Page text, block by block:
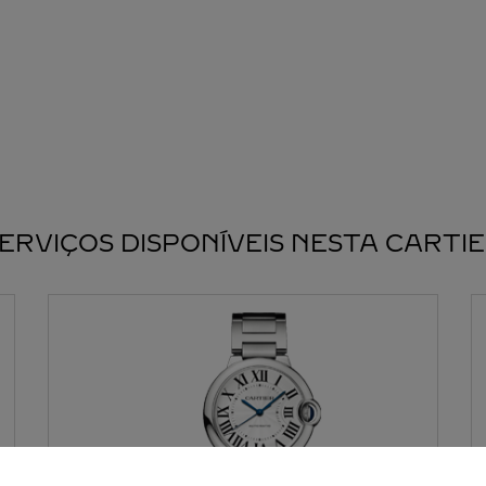
DISPONÍVEIS NESTA